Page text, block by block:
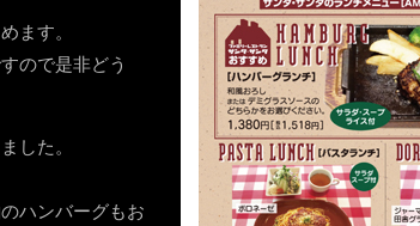
ます。
ので是非どう
した。
ハンバーグもお